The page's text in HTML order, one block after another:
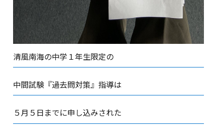
清風南海の中学１年生限定の
中間試験『過去問対策』指導は
５月５日までに申し込みされた